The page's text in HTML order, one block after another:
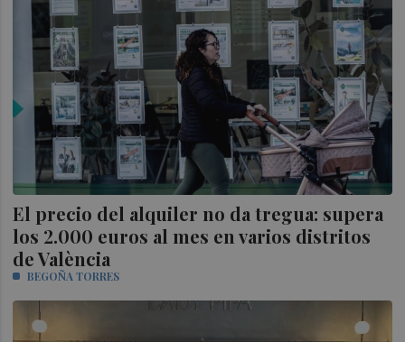
El precio del alquiler no da tregua: supera
los 2.000 euros al mes en varios distritos
de València
BEGOÑA TORRES